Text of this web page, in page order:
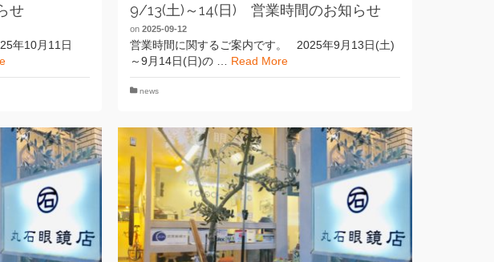
せ
年10月11日
9/13(土)～14(日) 営業時間のお知らせ
on2025-09-12
営業時間に関するご案内です。 2025年9月13日(土)
～9月14日(日)の … Read More
news